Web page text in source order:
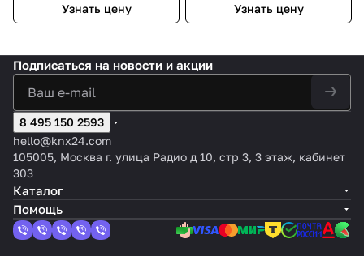
Узнать цену Узнать цену
Подписаться на новости и акции
8 495 150 2593
hello@knx24.com
105005, Москва г. улица Радио д 10, стр 3, 3 этаж, кабинет
303
Каталог
Помощь